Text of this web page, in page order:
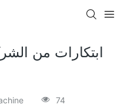
ابتكارات من
74